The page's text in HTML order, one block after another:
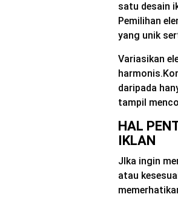
satu desain
Pemilihan
yang unik
Variasikan
daripada
tampil
HAL
IKLAN
JIka ingin
atau